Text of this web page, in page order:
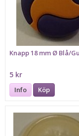
Knapp 18 mm Ø Blå/
5 kr
Info Köp